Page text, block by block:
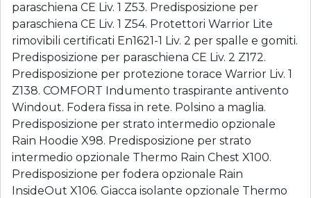
paraschiena CE Liv. 1 Z53. Predisposizione per
paraschiena CE Liv. 1 Z54. Protettori Warrior Lite
rimovibili certificati En1621-1 Liv. 2 per spalle e gomiti.
Predisposizione per paraschiena CE Liv. 2 Z172.
Predisposizione per protezione torace Warrior Liv. 1
Z138. COMFORT Indumento traspirante antivento
Windout. Fodera fissa in rete. Polsino a maglia.
Predisposizione per strato intermedio opzionale
Rain Hoodie X98. Predisposizione per strato
intermedio opzionale Thermo Rain Chest X100.
Predisposizione per fodera opzionale Rain
InsideOut X106. Giacca isolante opzionale Thermo